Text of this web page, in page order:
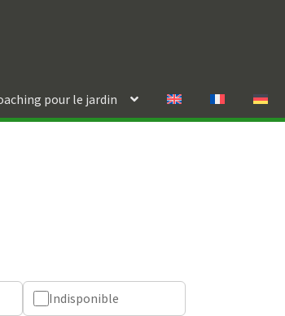
pour le jardin
Indisponible